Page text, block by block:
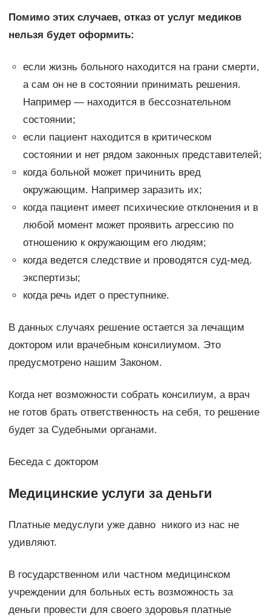
Помимо этих случаев, отказ от услуг медиков
нельзя будет оформить:
если жизнь больного находится на грани смерти,
а сам он не в состоянии принимать решения.
Например — находится в бессознательном
состоянии;
если пациент находится в критическом
состоянии и нет рядом законных представителей;
когда больной может причинить вред
окружающим. Например заразить их;
когда пациент имеет психические отклонения и в
любой момент может проявить агрессию по
отношению к окружающим его людям;
когда ведется следствие и проводятся суд-мед.
экспертизы;
когда речь идет о преступнике.
В данных случаях решение остается за лечащим
доктором или врачебным консилиумом. Это
предусмотрено нашим Законом.
Когда нет возможности собрать консилиум, а врач
не готов брать ответственность на себя, то решение
будет за Судебными органами.
Беседа с доктором
Медицинские услуги за деньги
Платные медуслуги уже давно никого из нас не
удивляют.
В государственном или частном медицинском
учреждении для больных есть возможность за
деньги провести для своего здоровья платные